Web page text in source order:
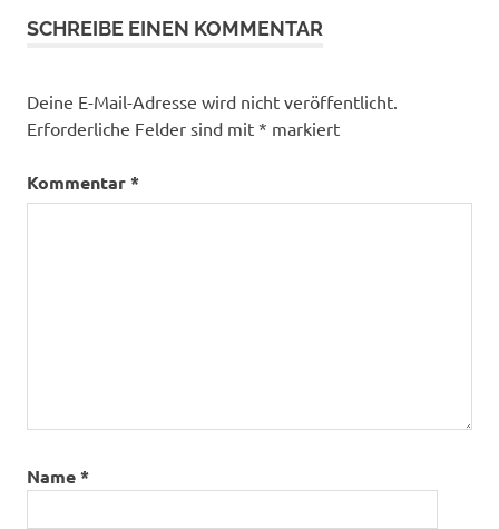
SCHREIBE EINEN KOMMENTAR
Deine E-Mail-Adresse wird nicht veröffentlicht.
Erforderliche Felder sind mit * markiert
Kommentar*
Name*